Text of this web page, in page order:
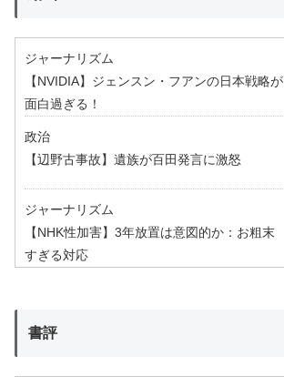
ジャーナリズム
【NVIDIA】ジェンスン・フアンの日本戦略が
面白過ぎる！
政治
【辺野古事故】遺族が百田発言に激怒
ジャーナリズム
【NHK性加害】3年放置は意図的か：お粗末
すぎる対応
書評